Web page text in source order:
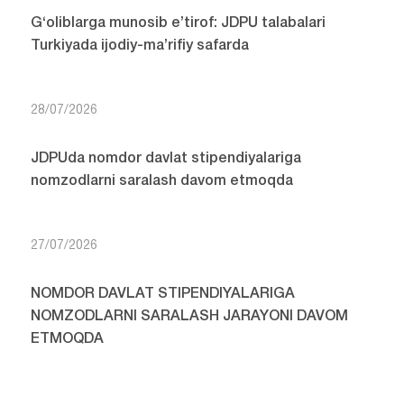
G‘oliblarga munosib e’tirof: JDPU talabalari
Turkiyada ijodiy-ma’rifiy safarda
28/07/2026
JDPUda nomdor davlat stipendiyalariga
nomzodlarni saralash davom etmoqda
27/07/2026
NOMDOR DAVLAT STIPENDIYALARIGA
NOMZODLARNI SARALASH JARAYONI DAVOM
ETMOQDA